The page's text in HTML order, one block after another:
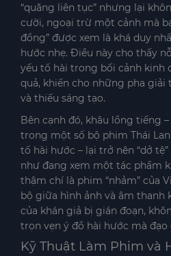
“quăng liên tục” nhưng lại
cười, ngoại trừ một cảnh mà
đồng” được xem là khá duy
hước nhẹ. Điều này cho thấy
yếu tố hài trong bối cảnh kinh
quả, khiến cho những pha giải
và thiếu sáng tạo.
Bên cạnh đó, khâu lồng tiếng
trong một số bộ phim Thái
tố hài hước – lại trở nên “dở
như đang xem một tác phẩm
thậm chí là phim “nhảm” của
bộ giữa hình ảnh và âm thanh
của khán giả bị gián đoạn,
trọn vẹn ý đồ hài hước mà
Kỹ Thuật Làm Phim và